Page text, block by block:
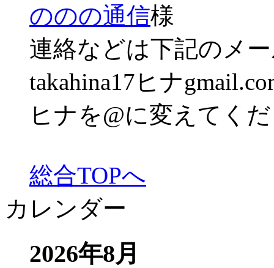
ののの通信様
連絡などは下記のメ
takahina17ヒナ
ヒナを@に変えてく
総合TOPへ
カレンダー
2026年8月